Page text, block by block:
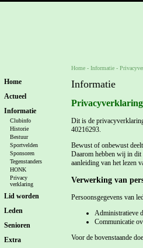
Home
Actueel
Informatie
Clubinfo
Historie
Bestuur
Sportvelden
Sponsoren
Tegenstanders
HONK
Privacy
verklaring
Lid worden
Leden
Senioren
Extra
Home- Informatie -
Informatie
Privacyverklaring
Dit is de
40216293.
Bewust of onbewust
Daarom hebben wij in dit
aanleiding van het lezen
Verwerking van
Persoonsgegevens van
Administratieve
Communicatie
Voor de bovenstaande